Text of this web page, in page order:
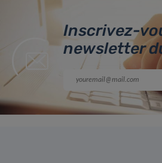
Inscrivez-
newsletter